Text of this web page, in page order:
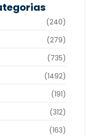
(240)
(279)
(735)
(1492)
(191)
(312)
(163)